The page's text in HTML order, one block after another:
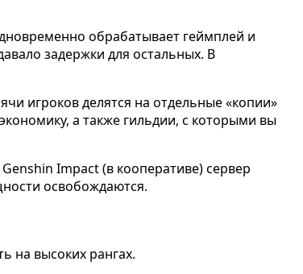
обрабатывает геймплей и
задержки для остальных. В
игроков делятся на отдельные «копии»
а также гильдии, с которыми вы
Impact (в кооперативе) сервер
освобождаются.
на высоких рангах.